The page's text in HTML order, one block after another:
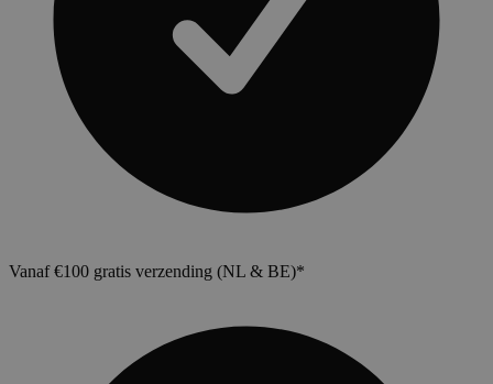
Vanaf €100 gratis verzending (NL & BE)*